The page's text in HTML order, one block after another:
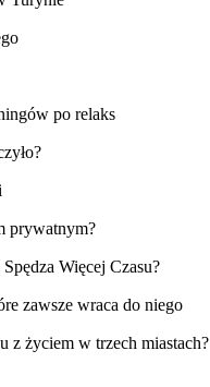
po relaks
prywatnym?
Więcej Czasu?
zawsze wraca do niego
z życiem w trzech miastach?